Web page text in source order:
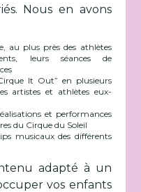
Nous en avons
au plus près des athlètes
leurs séances de
It Out” en plusieurs
artistes et athlètes eux-
et performances
du Cirque du Soleil
musicaux des différents
adapté à un
vos enfants